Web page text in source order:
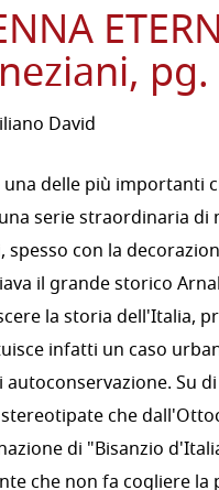
David
una delle più importanti
serie straordinaria di
spesso con la
il grande storico
la storia dell'Italia,
infatti un caso
autoconservazione. Su
che
di "Bisanzio
che non fa cogliere